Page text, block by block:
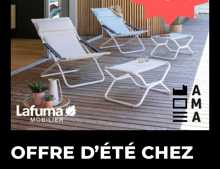
OFFRE D’ÉTÉ CHEZ